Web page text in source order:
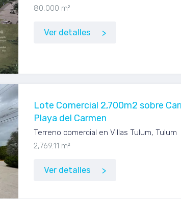
80,000 m²
Ver detalles
Lote Comercial 2,700m2 sobre
Playa del Carmen
Terreno comercial en Villas Tulum, Tulum
2,769.11 m²
Ver detalles